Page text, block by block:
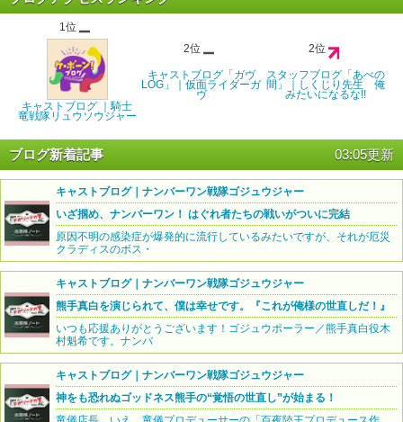
1位
キャストブログ ｜騎士
竜戦隊リュウソウジャー
2位
キャストブログ「ガヴ
LOG」｜仮面ライダーガ
ヴ
2位
スタッフブログ「あべの
間」｜しくじり先生 俺
みたいになるな!!
ブログ新着記事 03:05更新
キャストブログ｜ナンバーワン戦隊ゴジュウジャー
いざ掴め、ナンバーワン！ はぐれ者たちの戦いがついに完結
原因不明の感染症が爆発的に流行しているみたいですが、それが厄災
クラディスのボス・
キャストブログ｜ナンバーワン戦隊ゴジュウジャー
熊手真白を演じられて、僕は幸せです。『これが俺様の世直しだ！』
いつも応援ありがとうございます！ゴジュウポーラー／熊手真白役木
村魁希です。ナンバ
キャストブログ｜ナンバーワン戦隊ゴジュウジャー
神をも恐れぬゴッドネス熊手の“覚悟の世直し”が始まる！